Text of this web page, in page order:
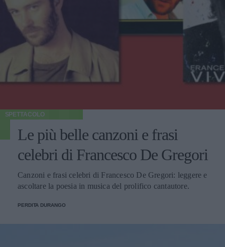
SPETTACOLO
Le più belle canzoni e frasi
celebri di Francesco De Gregori
Canzoni e frasi celebri di Francesco De Gregori: leggere e
ascoltare la poesia in musica del prolifico cantautore.
PERDITA DURANGO